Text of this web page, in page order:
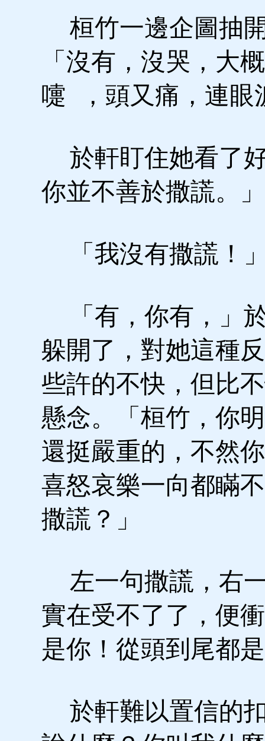
桓竹一邊企圖抽
「沒有，沒哭，大
嚏 ，頭又痛，連
於軒盯住她看了
你並不善於撒謊。
「我沒有撒謊！
「有，你有，」
躲開了，對她這種
些許的不快，但比
懸念。「桓竹，你
還挺嚴重的，不然
喜怒哀樂一向都瞞
撒謊？」
左一句撒謊，右
實在受不了了，便
是你！從頭到尾都
於軒難以置信的